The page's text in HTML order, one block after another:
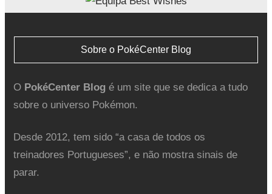
Sobre o PokéCenter Blog
O PokéCenter Blogé um site que se dedica a tudo
sobre o universo Pokémon.
Desde 2012, tem sido “a casa de todos os
treinadores Portugueses”, e não mostra sinais de
parar.